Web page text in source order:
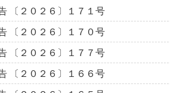
〔２０２６〕１７１号
〔２０２６〕１７０号
〔２０２６〕１７７号
〔２０２６〕１６６号